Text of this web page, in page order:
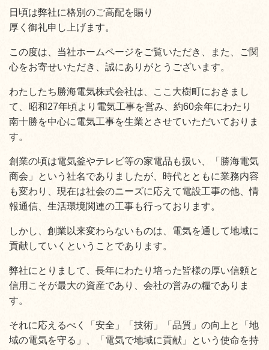
日頃は弊社に格別のご高配を賜り
厚く御礼申し上げます。
この度は、当社ホームページをご覧いただき、また、ご関
心をお寄せいただき、誠にありがとうございます。
わたしたち勝海電気株式会社は、ここ大樹町におきまし
て、昭和27年頃より電気工事を営み、約60余年にわたり
南十勝を中心に電気工事を生業とさせていただいておりま
す。
創業の頃は電気釜やテレビ等の家電品も扱い、「勝海電気
商会」という社名でありましたが、時代とともに業務内容
も変わり、現在は社会のニーズに応えて電設工事の他、情
報通信、生活環境関連の工事も行っております。
しかし、創業以来変わらないものは、電気を通して地域に
貢献していくということであります。
弊社にとりまして、長年にわたり培った皆様の厚い信頼と
信用こそが最大の資産であり、会社の営みの糧でありま
す。
それに応えるべく「安全」「技術」「品質」の向上と「地
域の電気を守る」、「電気で地域に貢献」という使命を持